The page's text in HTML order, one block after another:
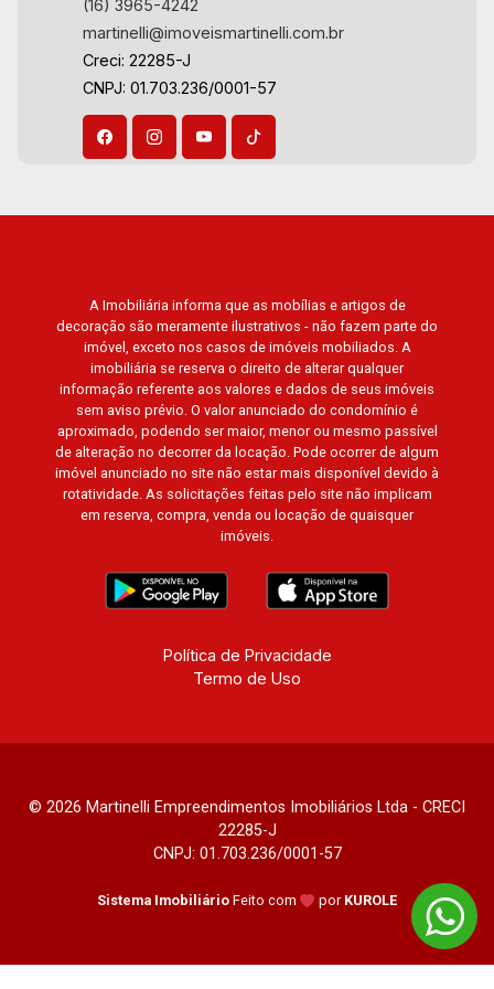
Flórida, Jardim Centenário, Recreio das Acácias,
Jardim Ana Maria, San Marco, Vila Romana,
Bosque dos Juritis, Jardim dos Guaporés e
Bella Città Residencial e Industrial. Avenida
João Fiúsa, 1051 - Alto da Boa Vista | Ribeirão
Preto.
(16) 3965-4242
martinelli@imoveismartinelli.com.br
Creci: 22285-J
CNPJ: 01.703.236/0001-57
A Imobiliária informa que as mobílias e artigos de
decoração são meramente ilustrativos - não fazem parte do
imóvel, exceto nos casos de imóveis mobiliados. A
imobiliária se reserva o direito de alterar qualquer
informação referente aos valores e dados de seus imóveis
sem aviso prévio. O valor anunciado do condomínio é
aproximado, podendo ser maior, menor ou mesmo passível
de alteração no decorrer da locação. Pode ocorrer de algum
imóvel anunciado no site não estar mais disponível devido à
rotatividade. As solicitações feitas pelo site não implicam
em reserva, compra, venda ou locação de quaisquer
imóveis.
Política de Privacidade
Termo de Uso
© 2026 Martinelli Empreendimentos Imobiliários Ltda - CRECI
22285-J
CNPJ: 01.703.236/0001-57
Sistema Imobiliário Feito com por KUROLE